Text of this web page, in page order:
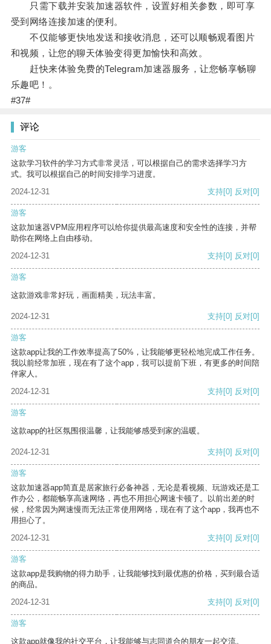
只需下载并安装加速器软件，设置好相关参数，即可享
受到网络连接加速的便利。
不仅能够更快地发送和接收消息，还可以顺畅观看图片
和视频，让您的聊天体验变得更加愉快和高效。
赶快来体验免费的Telegram加速器服务，让您畅享畅聊
乐趣吧！。
#37#
评论
游客
这款学习软件的学习方式非常灵活，可以根据自己的需求选择学习方
式。我可以根据自己的时间安排学习进度。
2024-12-31
支持[0] 反对[0]
游客
这款加速器VPM应用程序可以给你提供最高速度和安全性的连接，并帮
助你在网络上自由移动。
2024-12-31
支持[0] 反对[0]
游客
这款游戏非常好玩，画面精美，玩法丰富。
2024-12-31 支持[0] 反对[0]
游客
这款app让我的工作效率提高了50%，让我能够更轻松地完成工作任务。
我以前经常加班，现在有了这个app，我可以提前下班，有更多的时间陪
伴家人。
2024-12-31
支持[0] 反对[0]
游客
这款app的社区氛围很温馨，让我能够感受到家的温暖。
2024-12-31 支持[0] 反对[0]
游客
这款加速器app简直是居家旅行必备神器，无论是看视频、玩游戏还是工
作办公，都能畅享高速网络，再也不用担心网速卡顿了。以前出差的时
候，经常因为网速慢而无法正常使用网络，现在有了这个app，我再也不
用担心了。
2024-12-31
支持[0] 反对[0]
游客
这款app是我购物的得力助手，让我能够找到最优惠的价格，买到最合适
的商品。
2024-12-31
支持[0] 反对[0]
游客
这款app就像我的社交平台，让我能够与志同道合的朋友一起交流。